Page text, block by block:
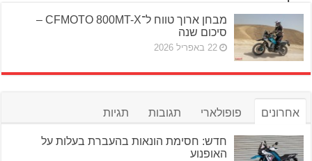
מבחן ארוך טווח ל־CFMOTO 800MT-X –
סיכום שנה
22 באפריל 2026
אחרונים פופולארי תגובות תגיות
חדש: חסימת הונאות בהעברת בעלות על
האופנוע